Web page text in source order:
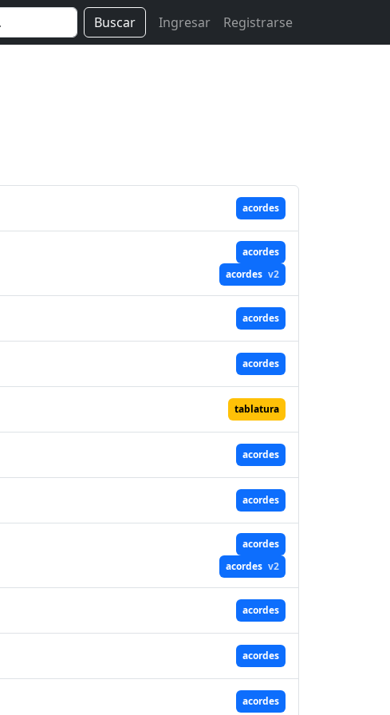
Buscar Ingresar Registrarse
acordes
acordes
acordes v2
acordes
acordes
tablatura
acordes
acordes
acordes
acordes v2
acordes
acordes
acordes